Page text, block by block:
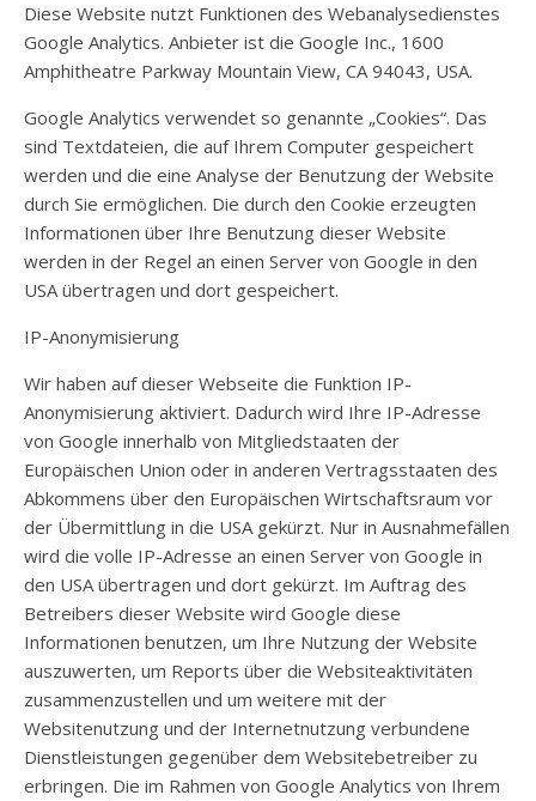
Diese Website nutzt Funktionen des Webanalysedienstes
Google Analytics. Anbieter ist die Google Inc., 1600
Amphitheatre Parkway Mountain View, CA 94043, USA.
Google Analytics verwendet so genannte „Cookies“. Das
sind Textdateien, die auf Ihrem Computer gespeichert
werden und die eine Analyse der Benutzung der Website
durch Sie ermöglichen. Die durch den Cookie erzeugten
Informationen über Ihre Benutzung dieser Website
werden in der Regel an einen Server von Google in den
USA übertragen und dort gespeichert.
IP-Anonymisierung
Wir haben auf dieser Webseite die Funktion IP-
Anonymisierung aktiviert. Dadurch wird Ihre IP-Adresse
von Google innerhalb von Mitgliedstaaten der
Europäischen Union oder in anderen Vertragsstaaten des
Abkommens über den Europäischen Wirtschaftsraum vor
der Übermittlung in die USA gekürzt. Nur in Ausnahmefällen
wird die volle IP-Adresse an einen Server von Google in
den USA übertragen und dort gekürzt. Im Auftrag des
Betreibers dieser Website wird Google diese
Informationen benutzen, um Ihre Nutzung der Website
auszuwerten, um Reports über die Websiteaktivitäten
zusammenzustellen und um weitere mit der
Websitenutzung und der Internetnutzung verbundene
Dienstleistungen gegenüber dem Websitebetreiber zu
erbringen. Die im Rahmen von Google Analytics von Ihrem